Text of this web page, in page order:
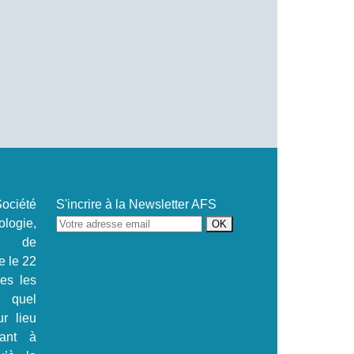
de
le 22
les
quel
lieu
à
S'incrire à la Newsletter AFS